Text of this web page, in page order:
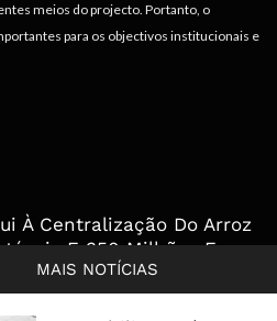
MAIS NOTÍCIAS
meios do projecto. Portanto, o
para os objectivos institucionais e
À Centralização Do Arroz
E 350 Milhões Em